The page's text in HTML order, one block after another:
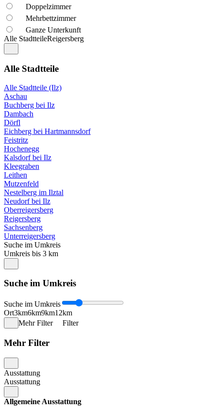
Doppelzimmer
Mehrbettzimmer
Ganze Unterkunft
Alle StadtteileReigersberg
Alle Stadtteile
Alle Stadtteile (Ilz)
Aschau
Buchberg bei Ilz
Dambach
Dörfl
Eichberg bei Hartmannsdorf
Feistritz
Hochenegg
Kalsdorf bei Ilz
Kleegraben
Leithen
Mutzenfeld
Nestelberg im Ilztal
Neudorf bei Ilz
Oberreigersberg
Reigersberg
Sachsenberg
Unterreigersberg
Suche im Umkreis
Umkreis bis 3 km
Suche im Umkreis
Suche im Umkreis
Ort3km6km9km12km
Mehr Filter
Filter
Mehr Filter
Ausstattung
Ausstattung
Allgemeine Ausstattung